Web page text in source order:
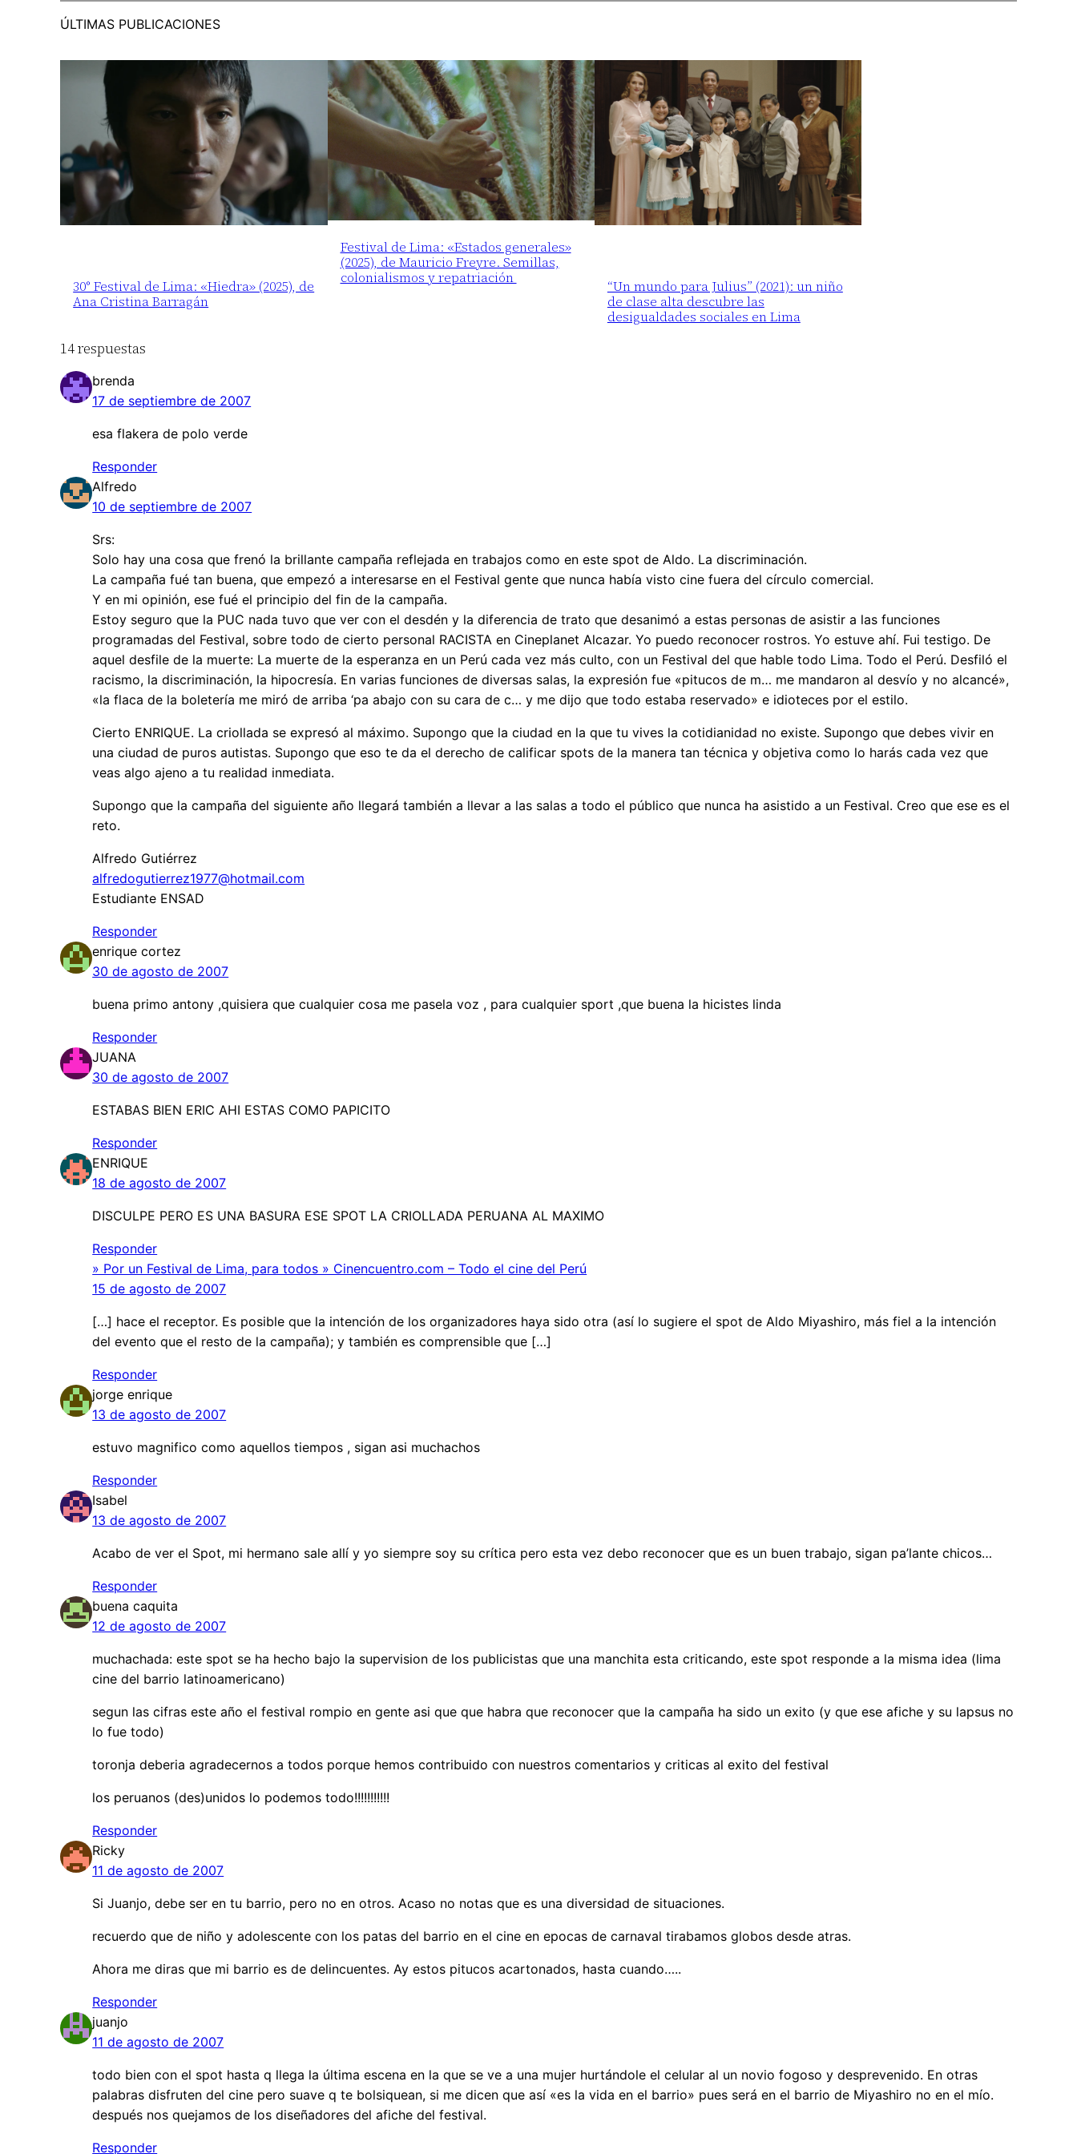
ÚLTIMAS PUBLICACIONES
30° Festival de Lima: «Hiedra» (2025), de
Ana Cristina Barragán
Festival de Lima: «Estados generales»
(2025), de Mauricio Freyre. Semillas,
colonialismos y repatriación
“Un mundo para Julius” (2021): un niño
de clase alta descubre las
desigualdades sociales en Lima
14 respuestas
brenda
17 de septiembre de 2007
esa flakera de polo verde
Responder
Alfredo
10 de septiembre de 2007
Srs:
Solo hay una cosa que frenó la brillante campaña reflejada en trabajos como en este spot de Aldo. La discriminación.
La campaña fué tan buena, que empezó a interesarse en el Festival gente que nunca había visto cine fuera del círculo comercial.
Y en mi opinión, ese fué el principio del fin de la campaña.
Estoy seguro que la PUC nada tuvo que ver con el desdén y la diferencia de trato que desanimó a estas personas de asistir a las funciones
programadas del Festival, sobre todo de cierto personal RACISTA en Cineplanet Alcazar. Yo puedo reconocer rostros. Yo estuve ahí. Fui testigo. De
aquel desfile de la muerte: La muerte de la esperanza en un Perú cada vez más culto, con un Festival del que hable todo Lima. Todo el Perú. Desfiló el
racismo, la discriminación, la hipocresía. En varias funciones de diversas salas, la expresión fue «pitucos de m… me mandaron al desvío y no alcancé»,
«la flaca de la boletería me miró de arriba ‘pa abajo con su cara de c… y me dijo que todo estaba reservado» e idioteces por el estilo.
Cierto ENRIQUE. La criollada se expresó al máximo. Supongo que la ciudad en la que tu vives la cotidianidad no existe. Supongo que debes vivir en
una ciudad de puros autistas. Supongo que eso te da el derecho de calificar spots de la manera tan técnica y objetiva como lo harás cada vez que
veas algo ajeno a tu realidad inmediata.
Supongo que la campaña del siguiente año llegará también a llevar a las salas a todo el público que nunca ha asistido a un Festival. Creo que ese es el
reto.
Alfredo Gutiérrez
alfredogutierrez1977@hotmail.com
Estudiante ENSAD
Responder
enrique cortez
30 de agosto de 2007
buena primo antony ,quisiera que cualquier cosa me pasela voz , para cualquier sport ,que buena la hicistes linda
Responder
JUANA
30 de agosto de 2007
ESTABAS BIEN ERIC AHI ESTAS COMO PAPICITO
Responder
ENRIQUE
18 de agosto de 2007
DISCULPE PERO ES UNA BASURA ESE SPOT LA CRIOLLADA PERUANA AL MAXIMO
Responder
» Por un Festival de Lima, para todos » Cinencuentro.com – Todo el cine del Perú
15 de agosto de 2007
[…] hace el receptor. Es posible que la intención de los organizadores haya sido otra (así lo sugiere el spot de Aldo Miyashiro, más fiel a la intención
del evento que el resto de la campaña); y también es comprensible que […]
Responder
jorge enrique
13 de agosto de 2007
estuvo magnifico como aquellos tiempos , sigan asi muchachos
Responder
Isabel
13 de agosto de 2007
Acabo de ver el Spot, mi hermano sale allí y yo siempre soy su crítica pero esta vez debo reconocer que es un buen trabajo, sigan pa’lante chicos…
Responder
buena caquita
12 de agosto de 2007
muchachada: este spot se ha hecho bajo la supervision de los publicistas que una manchita esta criticando, este spot responde a la misma idea (lima
cine del barrio latinoamericano)
segun las cifras este año el festival rompio en gente asi que que habra que reconocer que la campaña ha sido un exito (y que ese afiche y su lapsus no
lo fue todo)
toronja deberia agradecernos a todos porque hemos contribuido con nuestros comentarios y criticas al exito del festival
los peruanos (des)unidos lo podemos todo!!!!!!!!!!!
Responder
Ricky
11 de agosto de 2007
Si Juanjo, debe ser en tu barrio, pero no en otros. Acaso no notas que es una diversidad de situaciones.
recuerdo que de niño y adolescente con los patas del barrio en el cine en epocas de carnaval tirabamos globos desde atras.
Ahora me diras que mi barrio es de delincuentes. Ay estos pitucos acartonados, hasta cuando…..
Responder
juanjo
11 de agosto de 2007
todo bien con el spot hasta q llega la última escena en la que se ve a una mujer hurtándole el celular al un novio fogoso y desprevenido. En otras
palabras disfruten del cine pero suave q te bolsiquean, si me dicen que así «es la vida en el barrio» pues será en el barrio de Miyashiro no en el mío.
después nos quejamos de los diseñadores del afiche del festival.
Responder